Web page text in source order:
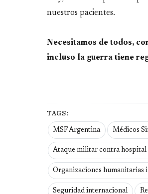
nuestros pacientes.
Necesitamos de todos,
incluso la guerra tiene
TAGS:
MSF Argentina Médicos
Ataque militar contra hospital
Organizaciones humanitarias
Seguridad internacional